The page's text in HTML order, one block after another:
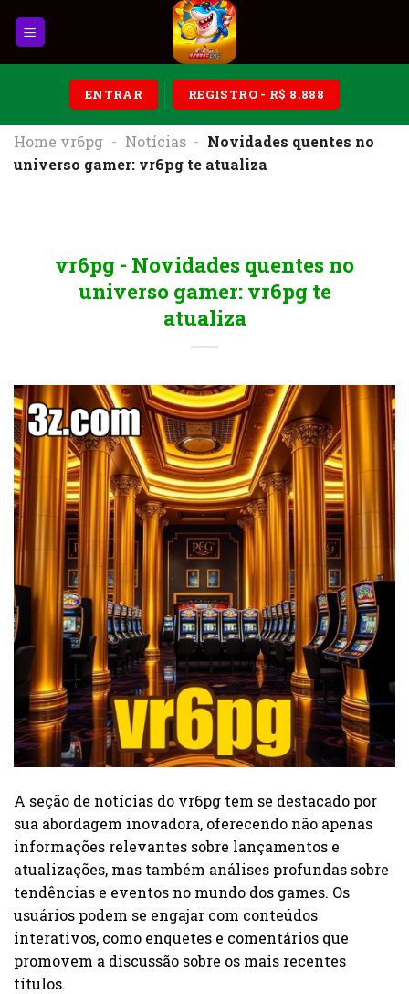
ENTRAR REGISTRO - R$ 8.888
Home vr6pg - Notícias - Novidades quentes no
universo gamer: vr6pg te atualiza
vr6pg - Novidades quentes no
universo gamer: vr6pg te
atualiza
A seção de notícias do vr6pg tem se destacado por
sua abordagem inovadora, oferecendo não apenas
informações relevantes sobre lançamentos e
atualizações, mas também análises profundas sobre
tendências e eventos no mundo dos games. Os
usuários podem se engajar com conteúdos
interativos, como enquetes e comentários que
promovem a discussão sobre os mais recentes
títulos.